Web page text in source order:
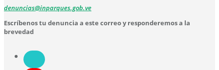
denuncias@inparques.gob.ve
Escríbenos tu denuncia a este correo y responderemos a la
brevedad